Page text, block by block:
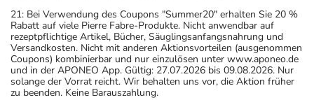
21: Bei Verwendung des Coupons "Summer20" erhalten Sie 20 %
Rabatt auf viele Pierre Fabre-Produkte. Nicht anwendbar auf
rezeptpflichtige Artikel, Bücher, Säuglingsanfangsnahrung und
Versandkosten. Nicht mit anderen Aktionsvorteilen (ausgenommen
Coupons) kombinierbar und nur einzulösen unter www.aponeo.de
und in der APONEO App. Gültig: 27.07.2026 bis 09.08.2026. Nur
solange der Vorrat reicht. Wir behalten uns vor, die Aktion früher
zu beenden. Keine Barauszahlung.